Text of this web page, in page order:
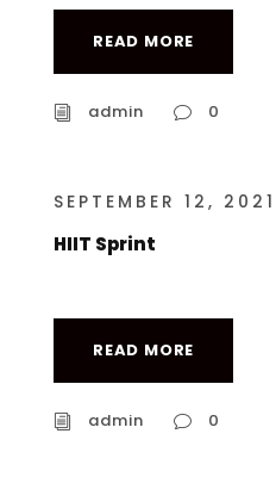
READ MORE
admin 0
SEPTEMBER 12, 2021
HIIT Sprint
READ MORE
admin 0